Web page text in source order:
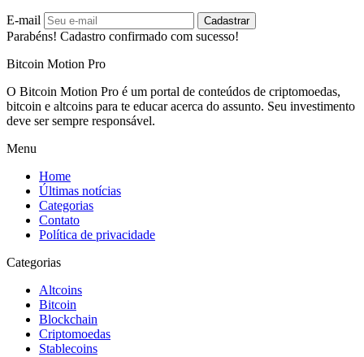
E-mail Cadastrar
Parabéns! Cadastro confirmado com sucesso!
Bitcoin Motion Pro
O Bitcoin Motion Pro é um portal de conteúdos de criptomoedas,
bitcoin e altcoins para te educar acerca do assunto. Seu investimento
deve ser sempre responsável.
Menu
Home
Últimas notícias
Categorias
Contato
Política de privacidade
Categorias
Altcoins
Bitcoin
Blockchain
Criptomoedas
Stablecoins